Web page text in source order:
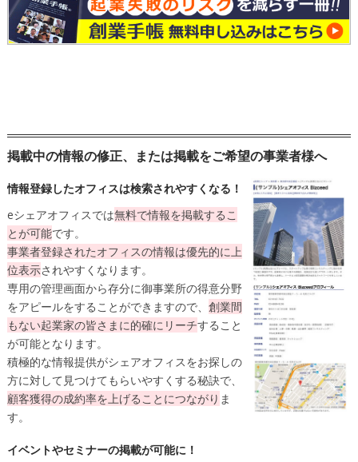
掲載中の情報の修正、または掲載をご希望の事業者様へ
情報登録したオフィスは検索されやすくなる！
eシェアオフィスでは無料で情報を掲載するこ
とが可能です。
事業者登録されたオフィスの情報は優先的に上
位表示されやすくなります。
専用の管理画面から存分に御事業所の得意分野
をアピールをすることができますので、 創業間
もない起業家の皆さまに的確にリーチすること
が可能となります。
積極的な情報提供がシェアオフィスをお探しの
方に対して見つけてもらいやすくする秘訣で、
顧客獲得の成約率を上げることにつながり ま
す。
イベントやセミナーの掲載が可能に！